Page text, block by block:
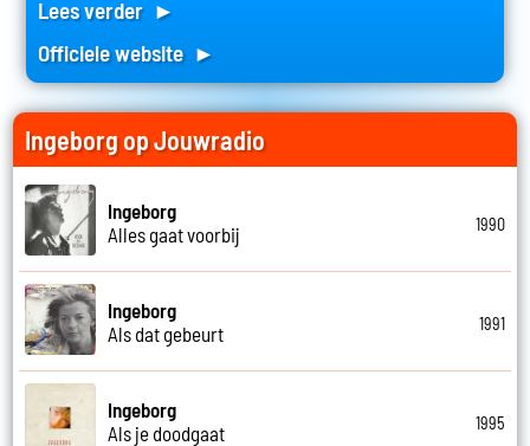
Lees verder ►
Officiele website ►
Ingeborg op Jouwradio
Ingeborg
Alles gaat voorbij
1990
Ingeborg
Als dat gebeurt
1991
Ingeborg
Als je doodgaat
1995